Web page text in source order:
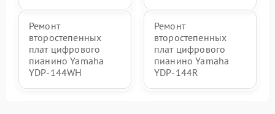
Ремонт
второстепенных
плат цифрового
пианино Yamaha
YDP-144WH
Ремонт
второстепенных
плат цифрового
пианино Yamaha
YDP-144R